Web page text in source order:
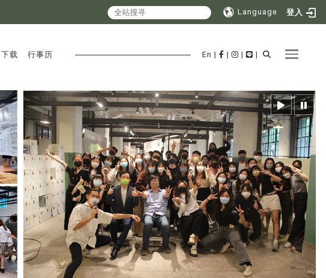
Language 登入
Toggle
下载 行事历 En | | | |